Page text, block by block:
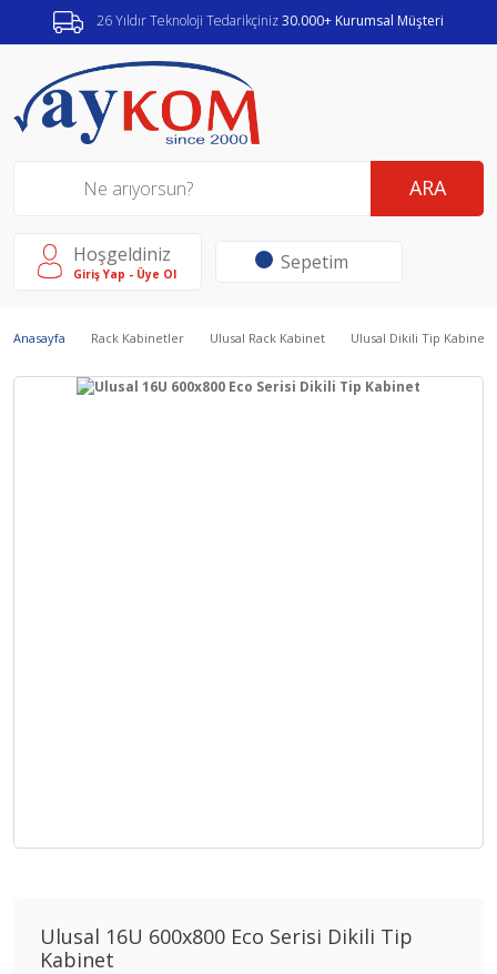
26 Yıldır Teknoloji Tedarikçiniz30.000+ Kurumsal Müşteri
ARA
Hoşgeldiniz
Giriş Yap - Üye Ol Sepetim
Anasayfa Rack Kabinetler Ulusal Rack Kabinet Ulusal Dikili Tip
Ulusal 16U 600x800 Eco Serisi Dikili Tip
Kabinet